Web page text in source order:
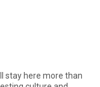
stay here more than